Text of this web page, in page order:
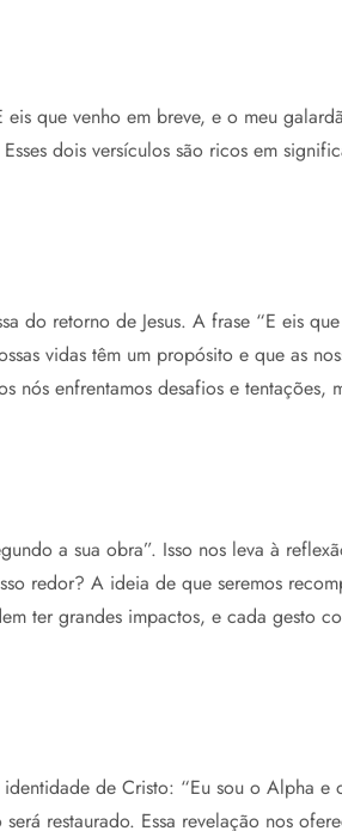
eis que venho em breve, e o meu
dois versículos são ricos em
do retorno de Jesus. A frase “E eis
vidas têm um propósito e que as
enfrentamos desafios e tentações,
a sua obra”. Isso nos leva à
redor? A ideia de que seremos
ter grandes impactos, e cada gesto
de Cristo: “Eu sou o Alpha
restaurado. Essa revelação nos